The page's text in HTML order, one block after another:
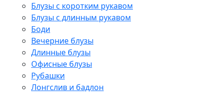
Блузы с коротким рукавом
Блузы с длинным рукавом
Боди
Вечерние блузы
Длинные блузы
Офисные блузы
Рубашки
Лонгслив и бадлон